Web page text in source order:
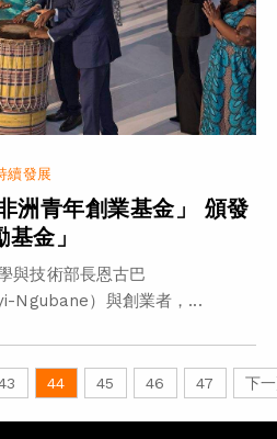
續發展
洲青年創業基金」 頒發
金」
與技術部長恩古巴
Ngubane）與創業者，...
44 45 46 47 下